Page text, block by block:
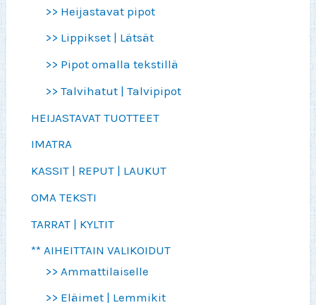
>> Heijastavat pipot
>> Lippikset | Lätsät
>> Pipot omalla tekstillä
>> Talvihatut | Talvipipot
HEIJASTAVAT TUOTTEET
IMATRA
KASSIT | REPUT | LAUKUT
OMA TEKSTI
TARRAT | KYLTIT
** AIHEITTAIN VALIKOIDUT
>> Ammattilaiselle
>> Eläimet | Lemmikit